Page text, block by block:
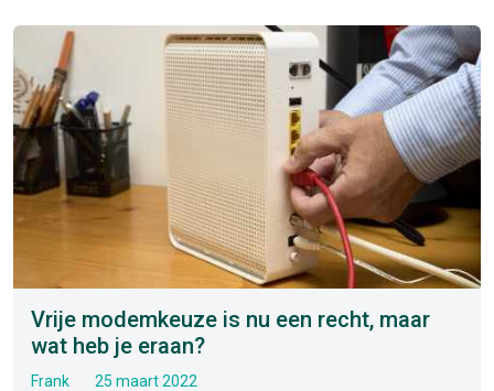
Vrije modemkeuze is nu een recht, maar
wat heb je eraan?
Frank 25 maart 2022